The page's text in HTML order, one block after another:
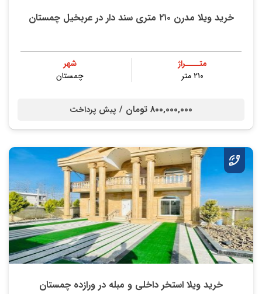
خرید ویلا مدرن ۲۱۰ متری سند دار در عربخیل چمستان
متــــراژ
۲۱۰ متر
شهر
چمستان
800,000,000 تومان / پیش پرداخت
خرید ویلا استخر داخلی و مبله در ورازده چمستان